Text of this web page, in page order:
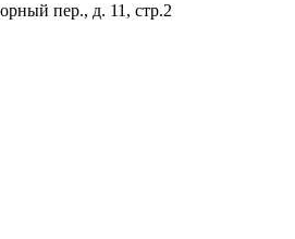
пер., д. 11, стр.2